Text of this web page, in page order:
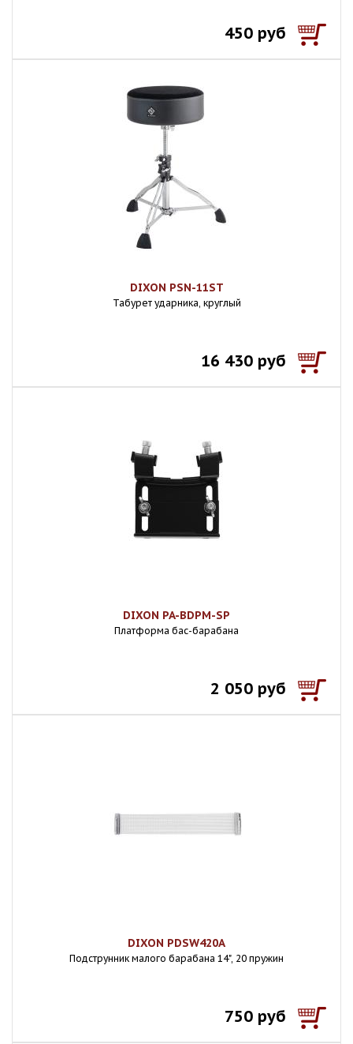
450 руб
DIXON PSN-11ST
Табурет ударника, круглый
16 430 руб
DIXON PA-BDPM-SP
Платформа бас-барабана
2 050 руб
DIXON PDSW420A
Подструнник малого барабана 14", 20 пружин
750 руб